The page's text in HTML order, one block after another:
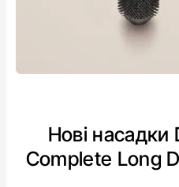
Нові
Complete Long